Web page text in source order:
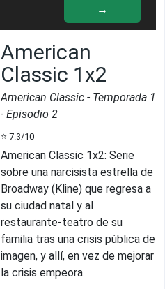
→
American
Classic 1x2
American Classic - Temporada 1
- Episodio 2
⭐ 7.3/10
American Classic 1x2: Serie
sobre una narcisista estrella de
Broadway (Kline) que regresa a
su ciudad natal y al
restaurante-teatro de su
familia tras una crisis pública de
imagen, y allí, en vez de mejorar
la crisis empeora.